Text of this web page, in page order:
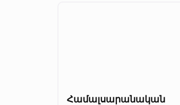
Համալսարանական